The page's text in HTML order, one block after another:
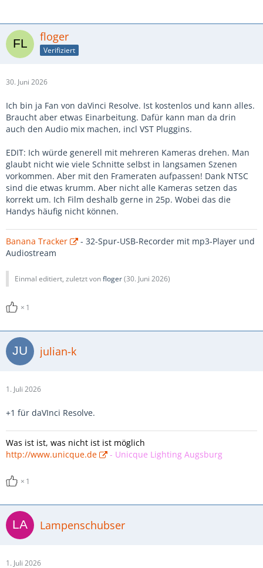
floger
Verifiziert
30. Juni 2026
Ich bin ja Fan von daVinci Resolve. Ist kostenlos und kann alles.
Braucht aber etwas Einarbeitung. Dafür kann man da drin
auch den Audio mix machen, incl VST Pluggins.
EDIT: Ich würde generell mit mehreren Kameras drehen. Man
glaubt nicht wie viele Schnitte selbst in langsamen Szenen
vorkommen. Aber mit den Frameraten aufpassen! Dank NTSC
sind die etwas krumm. Aber nicht alle Kameras setzen das
korrekt um. Ich Film deshalb gerne in 25p. Wobei das die
Handys häufig nicht können.
Banana Tracker
- 32-Spur-USB-Recorder mit mp3-Player und
Audiostream
Einmal editiert, zuletzt vonfloger(30. Juni 2026)
1
julian-k
1. Juli 2026
+1 für daVInci Resolve.
Was ist ist, was nicht ist ist möglich
http://www.unicque.de
- Unicque Lighting Augsburg
1
Lampenschubser
1. Juli 2026